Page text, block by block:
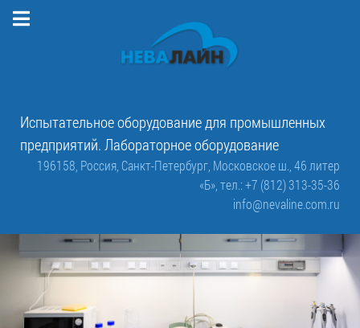
Испытательное оборудование для промышленных
предприятий. Лабораторное оборудование
196158, Россия, Санкт-Петербург, Московское ш., 46 литер
«Б», тел.: +7 (812) 313-35-36
info@nevaline.com.ru